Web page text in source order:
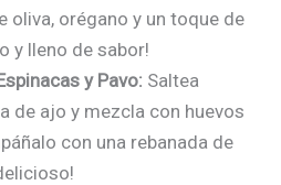
oliva, orégano y un toque de
y lleno de sabor!
y Pavo: Saltea
de ajo y mezcla con huevos
con una rebanada de